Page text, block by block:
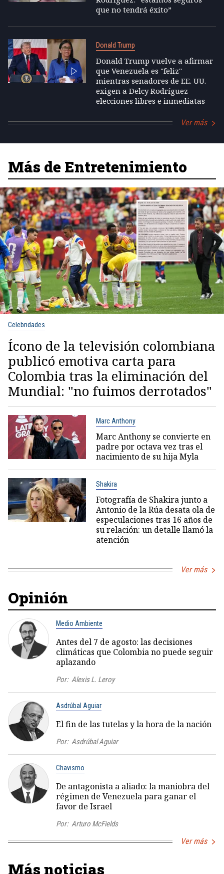
que no tendrá éxito”
Donald Trump
Donald Trump vuelve a afirmar
que Venezuela es "feliz"
mientras senadores de EE. UU.
exigen a Delcy Rodríguez
elecciones libres e inmediatas
Ver más
Más de Entretenimiento
Celebridades
Ícono de la televisión colombiana
publicó emotiva carta para
Colombia tras la eliminación del
Mundial: "no fuimos derrotados"
Marc Anthony
Marc Anthony se convierte en
padre por octava vez tras el
nacimiento de su hija Myla
Shakira
Fotografía de Shakira junto a
Antonio de la Rúa desata ola de
especulaciones tras 16 años de
su relación: un detalle llamó la
atención
Ver más
Opinión
Medio Ambiente
Antes del 7 de agosto: las decisiones
climáticas que Colombia no puede seguir
aplazando
Por: Alexis L. Leroy
Asdrúbal Aguiar
El fin de las tutelas y la hora de la nación
Por: Asdrúbal Aguiar
Chavismo
De antagonista a aliado: la maniobra del
régimen de Venezuela para ganar el
favor de Israel
Por: Arturo McFields
Ver más
Más noticias